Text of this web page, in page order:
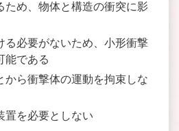
ため、物体と構造の衝突に影
る必要がないため、小形衝撃
能である
から衝撃体の運動を拘束しな
置を必要としない